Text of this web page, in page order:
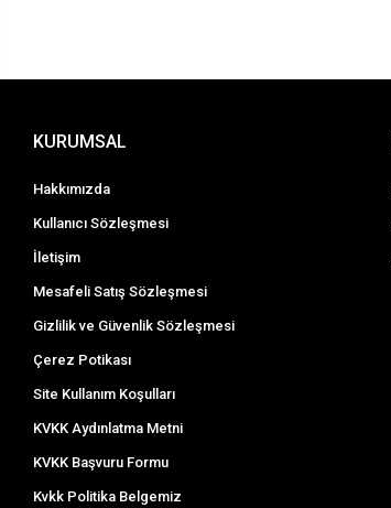
KURUMSAL
Hakkımızda
Kullanıcı Sözleşmesi
İletişim
Mesafeli Satış Sözleşmesi
Gizlilik ve Güvenlik Sözleşmesi
Çerez Potikası
Site Kullanım Koşulları
KVKK Aydınlatma Metni
KVKK Başvuru Formu
Kvkk Politika Belgemiz